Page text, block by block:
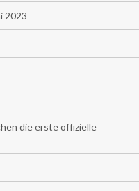
2023
die erste offizielle